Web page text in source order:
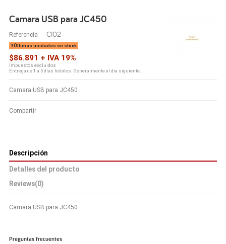
Camara USB para JC450
Referencia CI02
Últimas unidades en stock
$86.891 + IVA 19%
Impuestos excluidos
Entrega de 1 a 5 días hábiles. Generalmente al día siguiente.
Camara USB para JC450
Compartir
Descripción
Detalles del producto
Reviews(0)
Camara USB para JC450
Preguntas frecuentes